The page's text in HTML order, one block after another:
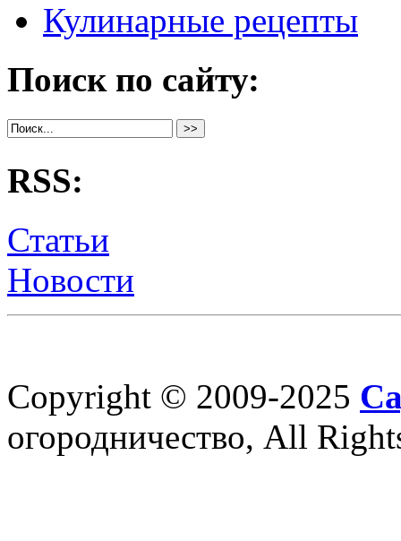
Кулинарные рецепты
Поиск по сайту:
RSS:
Статьи
Новости
Copyright © 2009-2025
огородничество, All